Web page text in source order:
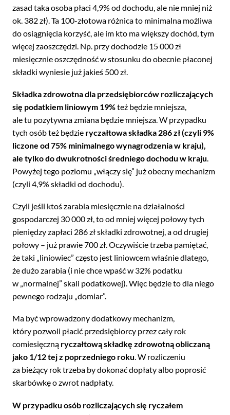
zasad taka osoba płaci 4,9% od dochodu, ale nie mniej niż
ok. 382 zł). Ta 100-złotowa różnica to minimalna możliwa
do osiągnięcia korzyść, ale im kto ma większy dochód, tym
więcej zaoszczędzi. Np. przy dochodzie 15 000 zł
miesięcznie oszczędność w stosunku do obecnie płaconej
składki wyniesie już jakieś 500 zł.
Składka zdrowotna dla przedsiębiorców rozliczających
się podatkiem liniowym 19%też będzie mniejsza,
ale tu pozytywna zmiana będzie mniejsza. W przypadku
tych osób też będzie ryczałtowa składka 286 zł (czyli 9%
liczone od 75% minimalnego wynagrodzenia w kraju),
ale tylko do dwukrotności średniego dochodu w kraju.
Powyżej tego poziomu „włączy się” już obecny mechanizm
(czyli 4,9% składki od dochodu).
Czyli jeśli ktoś zarabia miesięcznie na działalności
gospodarczej 30 000 zł, to od mniej więcej połowy tych
pieniędzy zapłaci 286 zł składki zdrowotnej, a od drugiej
połowy – już prawie 700 zł. Oczywiście trzeba pamiętać,
że taki „liniowiec” często jest liniowcem właśnie dlatego,
że dużo zarabia (i nie chce wpaść w 32% podatku
w „normalnej” skali podatkowej). Więc będzie to dla niego
pewnego rodzaju „domiar”.
Ma być wprowadzony dodatkowy mechanizm,
który pozwoli płacić przedsiębiorcy przez cały rok
comiesięczną ryczałtową składkę zdrowotną obliczaną
jako 1/12 tej z poprzedniego roku. W rozliczeniu
za bieżący rok trzeba by dokonać dopłaty albo poprosić
skarbówkę o zwrot nadpłaty.
W przypadku osób rozliczających się ryczałem